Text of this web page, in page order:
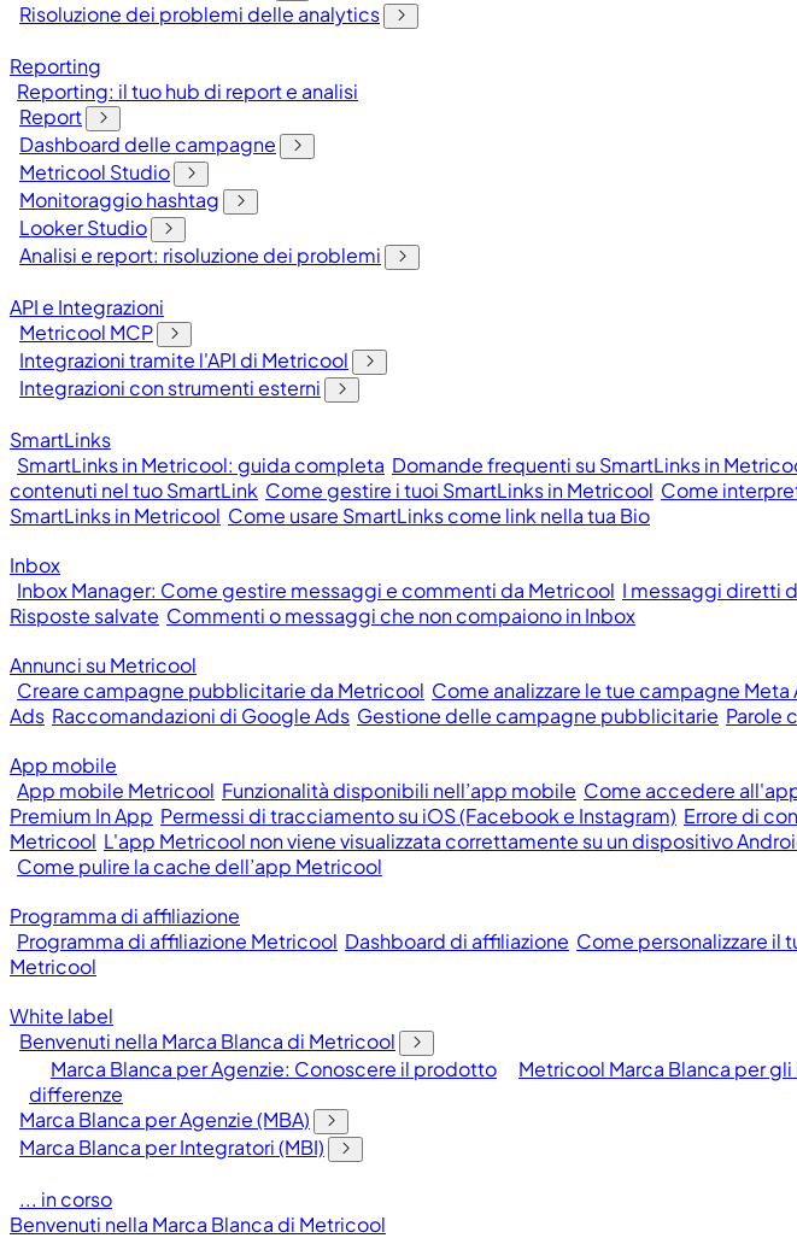
Risoluzione dei problemi delle analytics
Reporting
Reporting: il tuo hub di report e analisi
Report
Dashboard delle campagne
Metricool Studio
Monitoraggio hashtag
Looker Studio
Analisi e report: risoluzione dei problemi
API e Integrazioni
Metricool MCP
Integrazioni tramite l'API di Metricool
Integrazioni con strumenti esterni
SmartLinks
SmartLinks in Metricool: guida completa Domande frequenti su SmartLinks in
contenuti nel tuo SmartLink Come gestire i tuoi SmartLinks in Metricool Come
SmartLinks in Metricool Come usare SmartLinks come link nella tua Bio
Inbox
Inbox Manager: Come gestire messaggi e commenti da Metricool I messaggi diretti
Risposte salvate Commenti o messaggi che non compaiono in Inbox
Annunci su Metricool
Creare campagne pubblicitarie da Metricool Come analizzare le tue campagne Meta
Ads Raccomandazioni di Google Ads Gestione delle campagne pubblicitarie Parole
App mobile
App mobile Metricool Funzionalità disponibili nell’app mobile Come accedere
Premium In App Permessi di tracciamento su iOS (Facebook e Instagram) Errore di
Metricool L'app Metricool non viene visualizzata correttamente su un dispositivo
Come pulire la cache dell’app Metricool
Programma di affiliazione
Programma di affiliazione Metricool Dashboard di affiliazione Come personalizzare il
Metricool
White label
Benvenuti nella Marca Blanca di Metricool
Marca Blanca per Agenzie: Conoscere il prodotto
Metricool Marca Blanca per
differenze
Marca Blanca per Agenzie (MBA)
Marca Blanca per Integratori (MBI)
... in corso
Benvenuti nella Marca Blanca di Metricool